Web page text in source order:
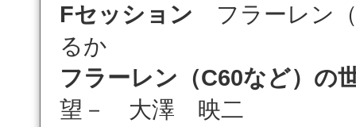
Fセッション フラーレン
るか
フラーレン（C60など）の
望－ 大澤 映二